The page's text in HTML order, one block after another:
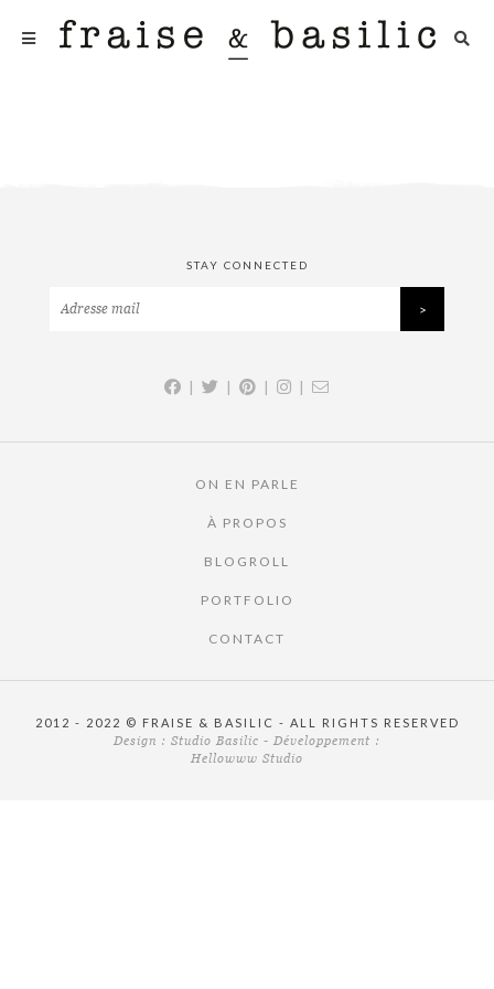
STAY CONNECTED
| | | |
ON EN PARLE
À PROPOS
BLOGROLL
PORTFOLIO
CONTACT
2012 - 2022 © FRAISE & BASILIC - ALL RIGHTS RESERVED
Design : Studio Basilic - Développement :
Hellowww Studio